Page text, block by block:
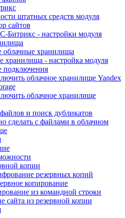
штатных средств модуля
сайтов
Битрикс - настройки модуля
облачные хранилища
хранилища - настройка модуля
подключения
облачное хранилище Yandex
облачное хранилище
и поиск дубликатов
сделать с файлами в облачном
копии
резервных копий
копирование
из командной строки
сайта из резервной копии